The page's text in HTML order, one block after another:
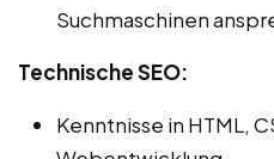
Suchmaschinen
Technische SEO:
Kenntnisse in HTML,